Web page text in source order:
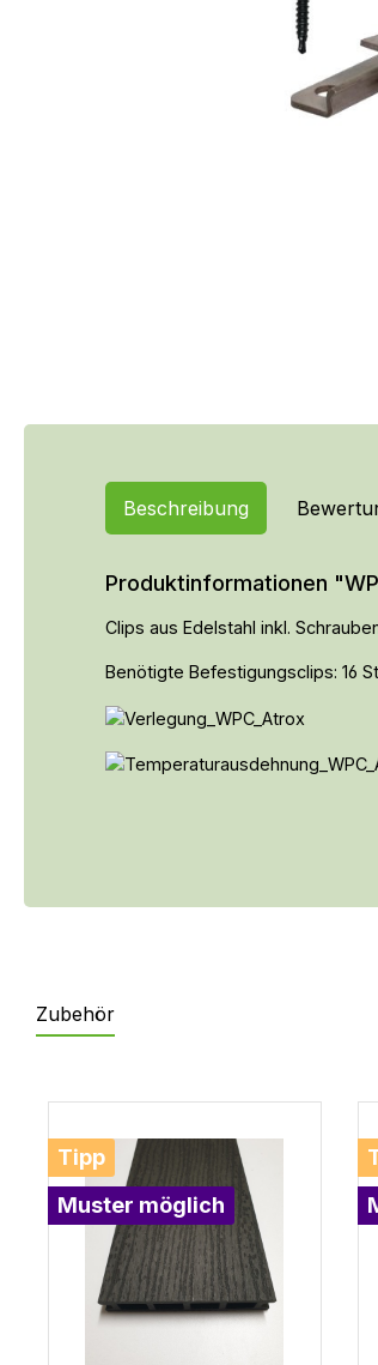
Beschreibung
Produktinformationen
Clips aus Edelstahl inkl.
Benötigte Befestigungsclips: 16
Zubehör
Tipp
Muster möglich